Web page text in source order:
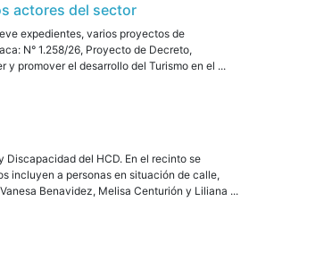
actores del sector
expedientes, varios proyectos de
N° 1.258/26, Proyecto de Decreto,
promover el desarrollo del Turismo en el ...
Discapacidad del HCD. En el recinto se
incluyen a personas en situación de calle,
Benavidez, Melisa Centurión y Liliana ...